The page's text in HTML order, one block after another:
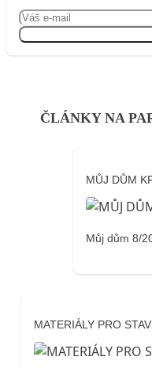
ČLÁNKY NA
MŮJ DŮM
Můj dům 8/
MATERIÁLY PRO